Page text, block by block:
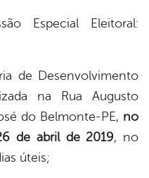
Especial Eleitoral:
de Desenvolvimento
na Rua Augusto
do Belmonte-PE, no
de abril de 2019, no
úteis;